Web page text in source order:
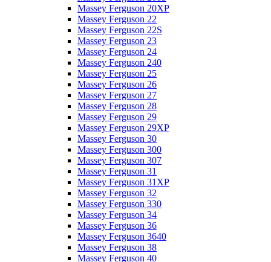
Massey Ferguson 20XP
Massey Ferguson 22
Massey Ferguson 22S
Massey Ferguson 23
Massey Ferguson 24
Massey Ferguson 240
Massey Ferguson 25
Massey Ferguson 26
Massey Ferguson 27
Massey Ferguson 28
Massey Ferguson 29
Massey Ferguson 29XP
Massey Ferguson 30
Massey Ferguson 300
Massey Ferguson 307
Massey Ferguson 31
Massey Ferguson 31XP
Massey Ferguson 32
Massey Ferguson 330
Massey Ferguson 34
Massey Ferguson 36
Massey Ferguson 3640
Massey Ferguson 38
Massey Ferguson 40